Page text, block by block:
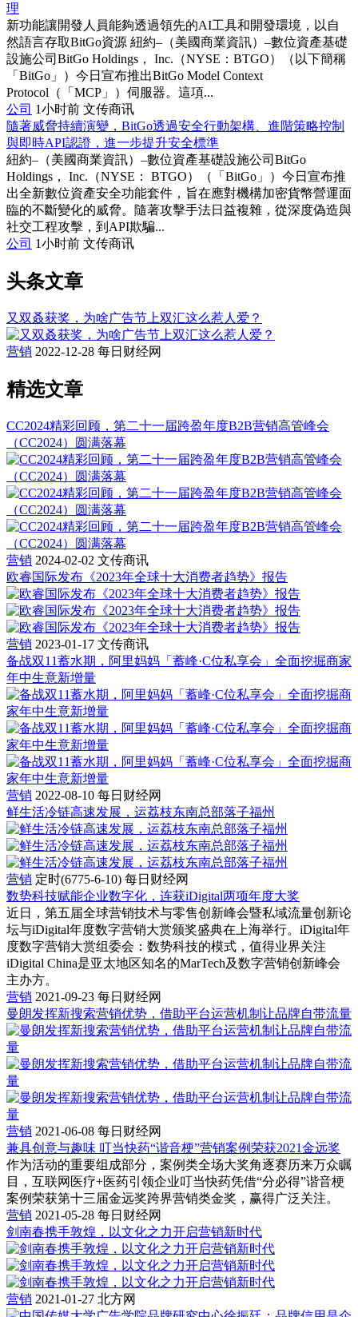
理
新功能讓開發人員能夠透過領先的AI工具和開發環境，以自
然語言存取BitGo資源 紐約–（美國商業資訊）–數位資產基礎
設施公司BitGo Holdings， Inc.（NYSE：BTGO）（以下簡稱
「BitGo」）今日宣布推出BitGo Model Context
Protocol（「MCP」）伺服器。這項...
公司 1小时前 文传商讯
隨著威脅持續演變，BitGo透過安全行動架構、進階策略控制
與即時API認證，進一步提升安全標準
紐約–（美國商業資訊）–數位資產基礎設施公司BitGo
Holdings， Inc.（NYSE： BTGO）（「BitGo」）今日宣布推
出全新數位資產安全功能套件，旨在應對機構加密貨幣營運面
臨的不斷變化的威脅。隨著攻擊手法日益複雜，從深度偽造與
社交工程攻擊，到API欺騙...
公司 1小时前 文传商讯
头条文章
又双叒获奖，为啥广告节上双汇这么惹人爱？
营销 2022-12-28 每日财经网
精选文章
CC2024精彩回顾，第二十一届跨盈年度B2B营销高管峰会
（CC2024）圆满落幕
营销 2024-02-02 文传商讯
欧睿国际发布《2023年全球十大消费者趋势》报告
营销 2023-01-17 文传商讯
备战双11蓄水期，阿里妈妈「蓄峰·C位私享会」全面挖掘商家
年中生意新增量
营销 2022-08-10 每日财经网
鲜生活冷链高速发展，运荔枝东南总部落子福州
营销 定时(6775-6-10) 每日财经网
数势科技赋能企业数字化，连获iDigital两项年度大奖
近日，第五届全球营销技术与零售创新峰会暨私域流量创新论
坛与iDigital年度数字营销大赏颁奖盛典在上海举行。iDigital年
度数字营销大赏组委会：数势科技的模式，值得业界关注
iDigital China是亚太地区知名的MarTech及数字营销创新峰会
主办方。
营销 2021-09-23 每日财经网
曼朗发挥新搜索营销优势，借助平台运营机制让品牌自带流量
营销 2021-06-08 每日财经网
兼具创意与趣味 叮当快药“谐音梗”营销案例荣获2021金远奖
作为活动的重要组成部分，案例类全场大奖角逐赛历来万众瞩
目，互联网医疗+医药引领企业叮当快药凭借“分必得”谐音梗
案例荣获第十三届金远奖跨界营销类金奖，赢得广泛关注。
营销 2021-05-28 每日财经网
剑南春携手敦煌，以文化之力开启营销新时代
营销 2021-01-27 北方网